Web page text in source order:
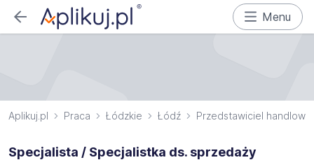
Menu
Aplikuj.pl Praca Łódzkie Łódź Przedstawiciel handlowy
Specjalista / Specjalistka ds. sprzedaży